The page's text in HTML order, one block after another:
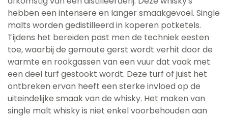
hebben een intensere en langer smaakgevoel. Single
malts worden gedistilleerd in koperen potketels.
Tijdens het bereiden past men de techniek eesten
toe, waarbij de gemoute gerst wordt verhit door de
warmte en rookgassen van een vuur dat vaak met
een deel turf gestookt wordt. Deze turf of juist het
ontbreken ervan heeft een sterke invloed op de
uiteindelijke smaak van de whisky. Het maken van
single malt whisky is niet enkel voorbehouden aan